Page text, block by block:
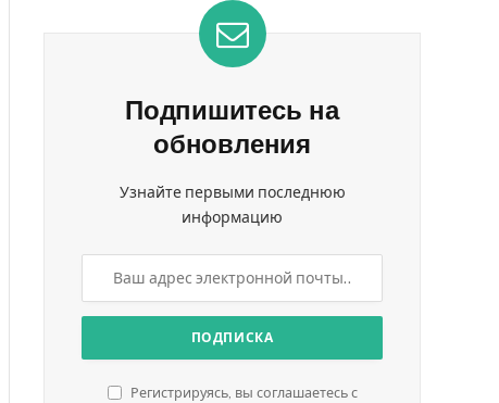
Подпишитесь на
обновления
Узнайте первыми последнюю
информацию
Регистрируясь, вы соглашаетесь с